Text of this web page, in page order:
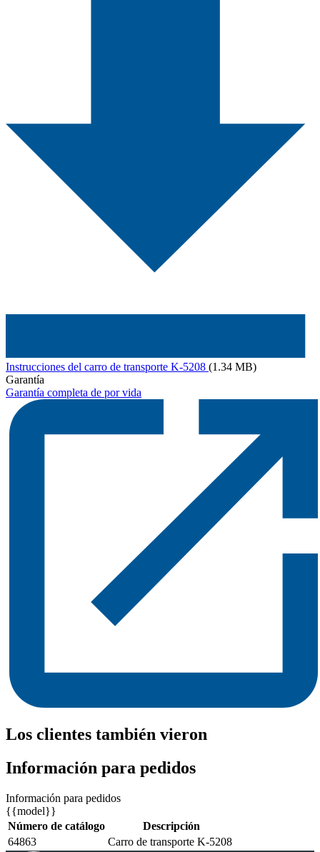
Instrucciones del carro de transporte K-5208 (1.34 MB)
Garantía
Garantía completa de por vida
Los clientes también vieron
Información para pedidos
Información para pedidos
{{model}}
Número de catálogo
Descripción
64863
Carro de transporte K-5208